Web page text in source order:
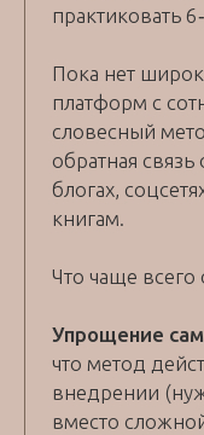
практиковать
Пока нет
платформ с
словесный
обратная
блогах,
книгам.
Что чаще всего
Упрощение
что метод
внедрении
вместо